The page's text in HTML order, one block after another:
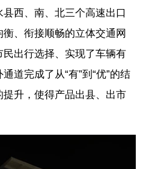
西、南、北三个高速出口
、衔接顺畅的立体交通网
出行选择、实现了车辆有
道完成了从“有”到“优”的结
升，使得产品出县、出市